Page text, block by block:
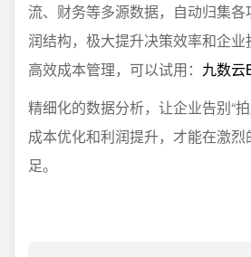
流、财务等多源数据，自动归集
润结构，极大提升决策效率和企
高效成本管理，可以试用： 九数云
精细化的数据分析，让企业告别“
成本优化和利润提升，才能在激
足。